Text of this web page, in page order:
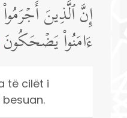
إِنَّ ٱلَّذِینَ
ءَامَنُوا۟ یَضۡحَكُونَ
të cilët i